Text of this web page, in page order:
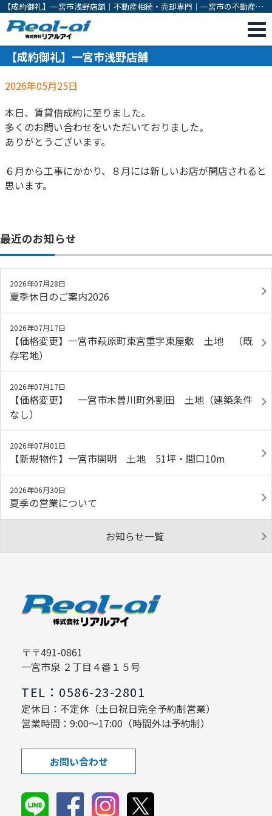
【成約御礼】一宮市浅野店舗｜不動産相続・売却専門｜一宮市の不動産売
却・購入・相続対策・有効活用のご相談は株式会社リアルアイ
【成約御礼】一宮市浅野店舗
2026年05月25日
本日、賃貸借成約に至りました。
多くのお問い合わせをいただいておりました。
ありがとうございます。
６月から工事にかかり、８月には新しいお店が開店されると
思います。
最近のお知らせ
2026年07月28日
夏季休日のご案内2026
2026年07月17日
【価格変更】一宮市萩原町東宮重字東屋敷 土地 （既
存宅地）
2026年07月17日
【価格変更】 一宮市木曽川町外割田 土地（建築条件
なし）
2026年07月01日
【新規物件】一宮市開明 土地 51坪・間口10m
2026年06月30日
夏季の営業について
お知らせ一覧
〒〒491-0861
一宮市泉 ２丁目４番１５号
TEL：0586-23-2801
定休日：不定休（土日祝日完全予約制営業）
営業時間：9:00～17:00（時間外は予約制）
お問い合わせ